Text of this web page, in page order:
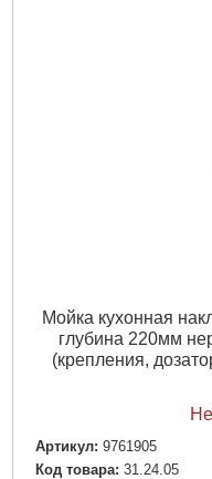
Мойка кухонная
глубина 220мм
(крепления,
Артикул: 9761905
Код товара: 31.24.05